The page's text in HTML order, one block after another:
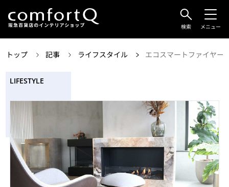
検索 メニュー
トップ 記事 ライフスタイル エコスマートファイヤー
LIFESTYLE